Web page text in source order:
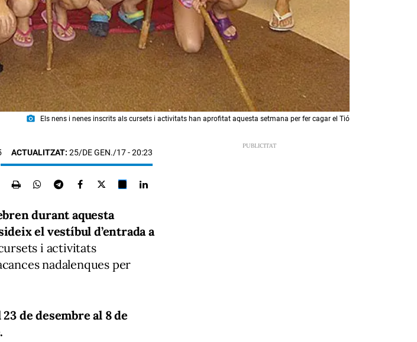
photo_camera Els nens i nenes inscrits als cursets i activitats han aprofitat aquesta setmana per fer cagar el Tió
ACTUALITZAT: 25/DE GEN./17 - 20:23
durant aquesta
el vestíbul d’entrada a
i activitats
nadalenques per
de desembre al 8 de